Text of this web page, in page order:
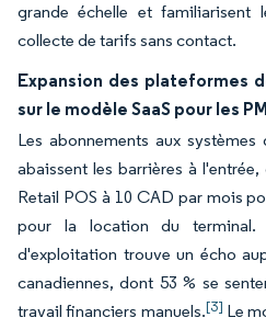
grande échelle et familiarisent
collecte de tarifs sans contact.
Expansion des plateformes
sur le modèle SaaS pour les
Les abonnements aux
abaissent les barrières à
Retail POS à 10 CAD par mois
pour la location du terminal.
d'exploitation trouve un écho
canadiennes, dont 53 % se
travail financiers manuels.[3] Le